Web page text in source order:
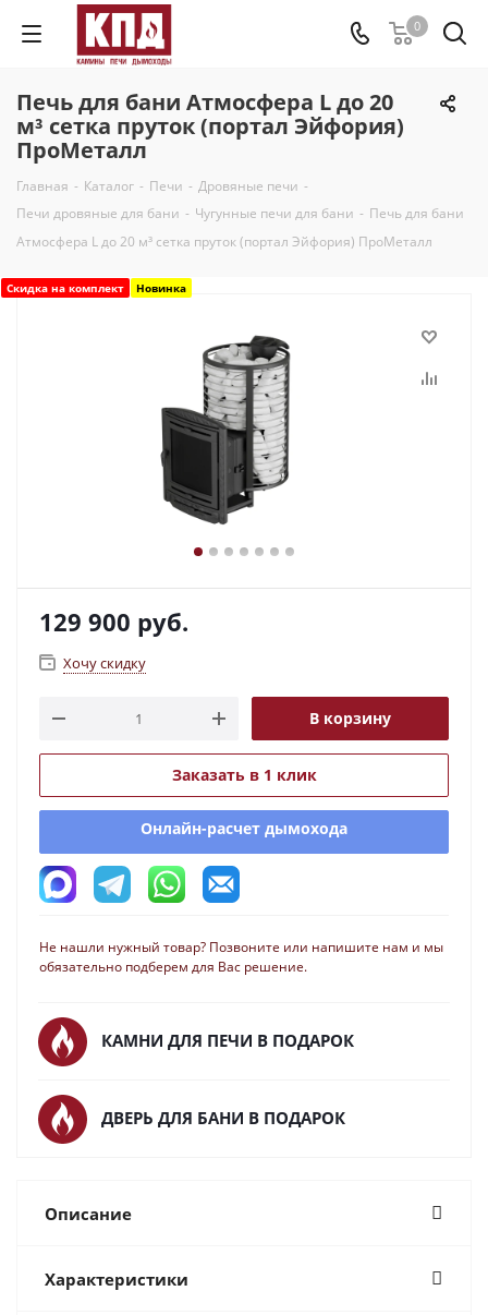
0
Печь для бани Атмосфера L до 20
м³ сетка пруток (портал Эйфория)
ПроМеталл
Главная - Каталог - Печи - Дровяные печи -
Печи дровяные для бани - Чугунные печи для бани - Печь для бани
Атмосфера L до 20 м³ сетка пруток (портал Эйфория) ПроМеталл
Скидка на комплект Новинка
129 900 руб.
Хочу скидку
В корзину
Заказать в 1 клик
Онлайн-расчет дымохода
Не нашли нужный товар? Позвоните или напишите нам и мы
обязательно подберем для Вас решение.
КАМНИ ДЛЯ ПЕЧИ В ПОДАРОК
ДВЕРЬ ДЛЯ БАНИ В ПОДАРОК
Описание
Характеристики